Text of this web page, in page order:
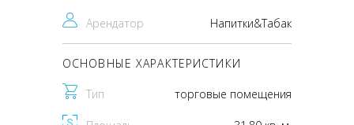
Арендатор Напитки&Табак
ОСНОВНЫЕ ХАРАКТЕРИСТИКИ
Тип торговые помещения